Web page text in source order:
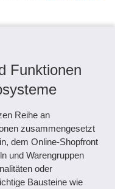
Funktionen
Reihe an
zusammengesetzt
dem Online-Shopfront
und Warengruppen
oder
Bausteine wie